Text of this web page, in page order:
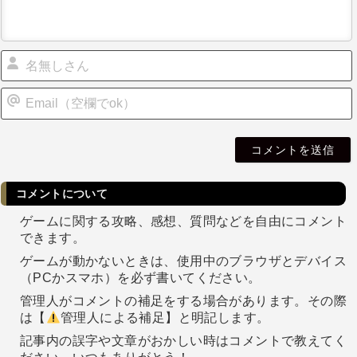
コメントについて
ゲームに関する攻略、感想、質問などを自由にコメント
できます。
ゲームが動かないときは、使用中のブラウザとデバイス
（PCかスマホ）を必ず書いてください。
管理人がコメントの補足をする場合があります。その際
は【
管理人による補足】と明記します。
記事内の誤字や文章がおかしい時はコメントで教えてく